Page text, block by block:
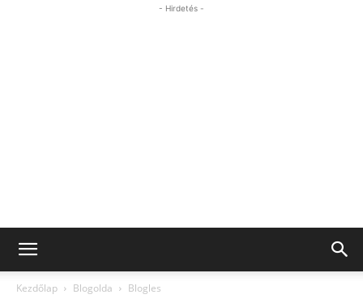
- Hirdetés -
Kezdőlap Blogolda Blogles